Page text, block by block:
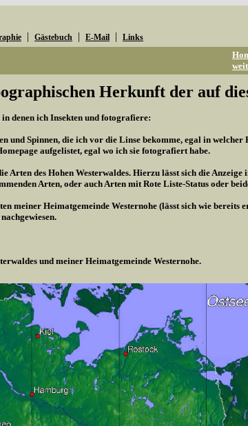
| Gästebuch | E-Mail | Links
Herkunft der auf
denen ich Insekten und fotografiere:
und Spinnen, die ich vor die Linse bekomme, egal in welcher
aufgelistet, egal wo ich sie fotografiert habe.
Arten des Hohen Westerwaldes. Hierzu lässt sich die
Arten, oder auch Arten mit Rote Liste-Status oder
meiner Heimatgemeinde Westernohe (lässt sich wie bereits
und meiner Heimatgemeinde Westernohe.